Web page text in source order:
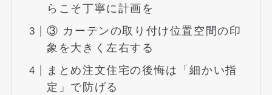
らこそ丁寧に計画を
③ カーテンの取り付け位置空間の印
象を大きく左右する
まとめ注文住宅の後悔は「細かい指
定」で防げる